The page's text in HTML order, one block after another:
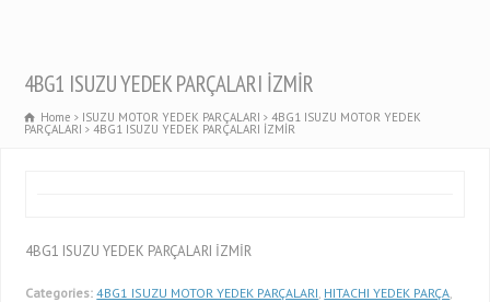
4BG1 ISUZU YEDEK PARÇALARI İZMİR
Home ISUZU MOTOR YEDEK PARÇALARI 4BG1 ISUZU MOTOR YEDEK
PARÇALARI 4BG1 ISUZU YEDEK PARÇALARI İZMİR
4BG1 ISUZU YEDEK PARÇALARI İZMİR
Categories: 4BG1 ISUZU MOTOR YEDEK PARÇALARI HITACHI YEDEK PARÇA